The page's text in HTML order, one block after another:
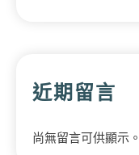
近期留言
尚無留言可供顯示。